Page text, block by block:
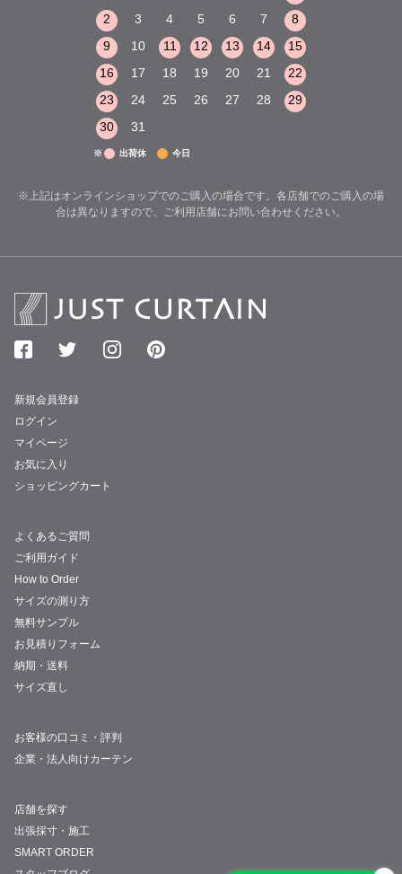
2
3 4 5 6 7
8
9
10 11 12 13 14
15
16
17 18 19 20 21
22
23
24 25 26 27 28
29
30
31
※ 出荷休 今日
※上記はオンラインショップでのご購入の場合です。各店舗でのご購入の場
合は異なりますので、ご利用店舗にお問い合わせください。
新規会員登録
ログイン
マイページ
お気に入り
ショッピングカート
よくあるご質問
ご利用ガイド
How to Order
サイズの測り方
無料サンプル
お見積りフォーム
納期・送料
サイズ直し
お客様の口コミ・評判
企業・法人向けカーテン
店舗を探す
出張採寸・施工
SMART ORDER